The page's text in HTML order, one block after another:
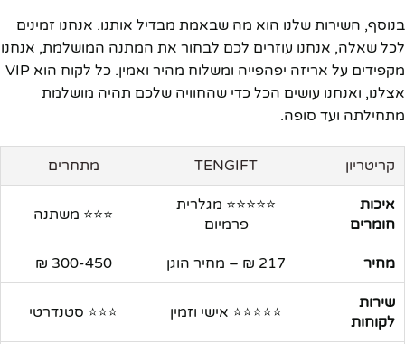
בנוסף, השירות שלנו הוא מה שבאמת מבדיל אותנו. אנחנו זמינים
לכל שאלה, אנחנו עוזרים לכם לבחור את המתנה המושלמת, אנחנו
מקפידים על אריזה יפהפייה ומשלוח מהיר ואמין. כל לקוח הוא VIP
אצלנו, ואנחנו עושים הכל כדי שהחוויה שלכם תהיה מושלמת
מתחילתה ועד סופה.
קריטריון TENGIFT מתחרים
איכות
חומרים
⭐⭐⭐⭐⭐ מגלרית
פרמיום
⭐⭐⭐ משתנה
מחיר 217 ₪ – מחיר הוגן 300-450 ₪
שירות
לקוחות
⭐⭐⭐⭐⭐ אישי וזמין ⭐⭐⭐ סטנדרטי